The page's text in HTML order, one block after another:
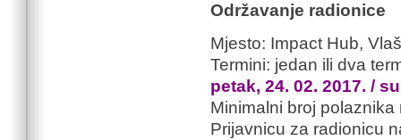
Održavanje radionice
Mjesto: Impact Hub,
Termini: jedan ili dva
petak, 24. 02. 2017. /
Minimalni broj
Prijavnicu za radionicu